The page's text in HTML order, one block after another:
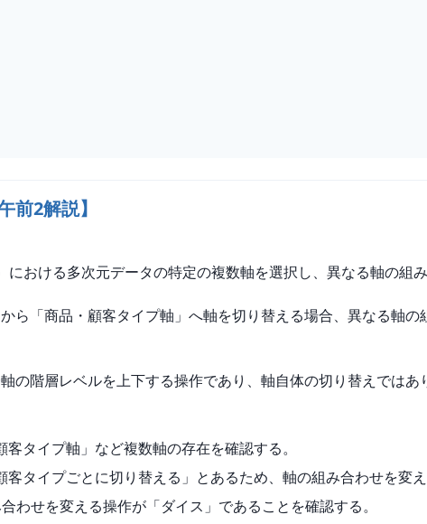
前2解説】
における多次元データの特定の複数軸を選択し、異なる軸の組
ら「商品・顧客タイプ軸」へ軸を切り替える場合、異なる軸
の階層レベルを上下する操作であり、軸自体の切り替えではあ
タイプ軸」など複数軸の存在を確認する。
客タイプごとに切り替える」とあるため、軸の組み合わせを変
わせを変える操作が「ダイス」であることを確認する。